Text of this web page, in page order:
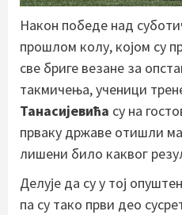
Након победе над
прошлом колу, којом су
све бриге везане за
такмичења, ученици
Танасијевића су на
прваку државе отишли
лишени било каквог
Делује да су у тој
па су тако први део